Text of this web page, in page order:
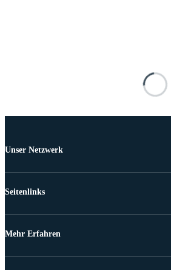
Unser Netzwerk
Seitenlinks
Mehr Erfahren